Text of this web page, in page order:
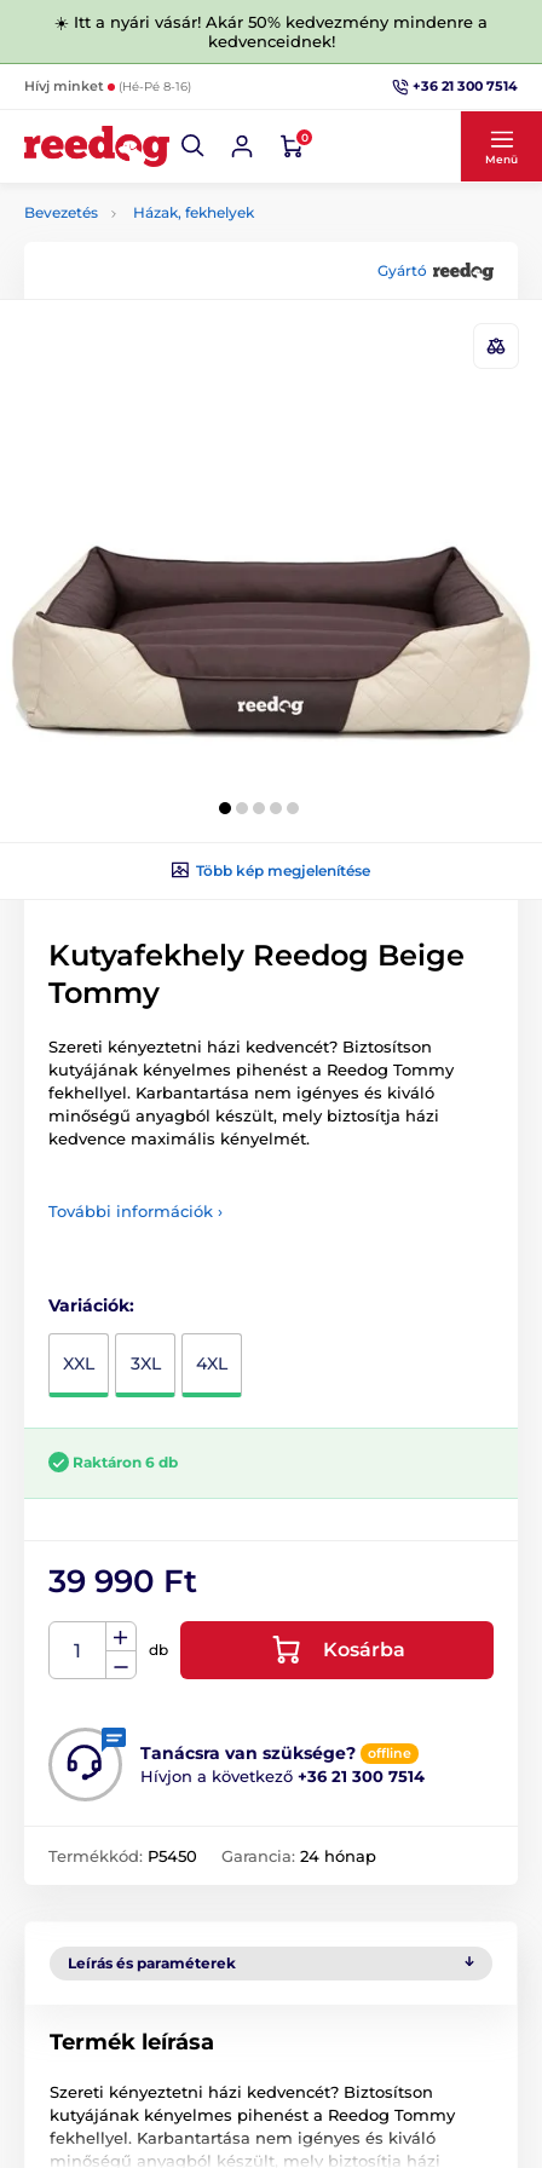
☀️ Itt a nyári vásár! Akár 50% kedvezmény mindenre a
kedvenceidnek!
Hívj minket (Hé-Pé 8-16) +36 21 300 7514
0
Menü
Bevezetés Házak, fekhelyek
Gyártó
Több kép megjelenítése
Kutyafekhely Reedog Beige
Tommy
Szereti kényeztetni házi kedvencét? Biztosítson
kutyájának kényelmes pihenést a Reedog Tommy
fekhellyel. Karbantartása nem igényes és kiváló
minőségű anyagból készült, mely biztosítja házi
kedvence maximális kényelmét.
További információk ›
Variációk:
XXL 3XL 4XL
Raktáron 6 db
39 990 Ft
db Kosárba
Tanácsra van szüksége? offline
Hívjon a következő +36 21 300 7514
Termékkód: P5450 Garancia: 24 hónap
Leírás és paraméterek
Termék leírása
Szereti kényeztetni házi kedvencét? Biztosítson
kutyájának kényelmes pihenést a Reedog Tommy
fekhellyel. Karbantartása nem igényes és kiváló
minőségű anyagból készült, mely biztosítja házi